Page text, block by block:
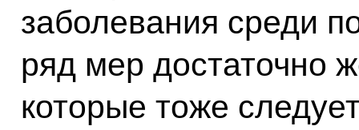
заболевания среди
ряд мер достаточно
которые тоже